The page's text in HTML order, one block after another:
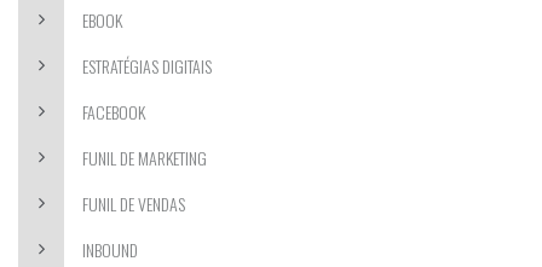
EBOOK
ESTRATÉGIAS DIGITAIS
FACEBOOK
FUNIL DE MARKETING
FUNIL DE VENDAS
INBOUND